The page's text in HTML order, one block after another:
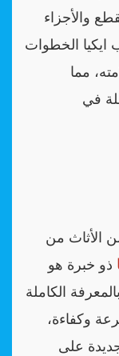
والأجزاء
الخطوات
مما
في
الأثاث من
ذو خبرة هو
الكاملة
وكفاءة،
على